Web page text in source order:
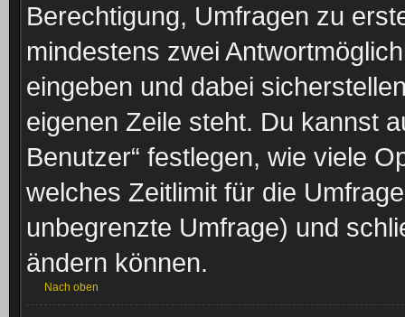
Berechtigung, Umfragen zu
mindestens zwei
eingeben und dabei
eigenen Zeile steht. Du kannst
Benutzer“ festlegen, wie viele
welches Zeitlimit für die
unbegrenzte Umfrage) und
ändern können.
Nach oben